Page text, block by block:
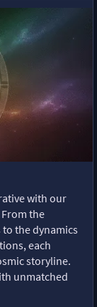
with our
the
the dynamics
each
storyline.
unmatched